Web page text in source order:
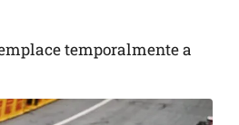
temporalmente a